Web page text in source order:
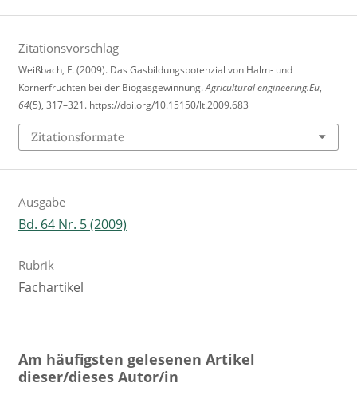
Zitationsvorschlag
Weißbach, F. (2009). Das Gasbildungspotenzial von Halm- und
Körnerfrüchten bei der Biogasgewinnung.Agricultural engineering.Eu,
64(5), 317–321. https://doi.org/10.15150/lt.2009.683
Zitationsformate
Ausgabe
Bd. 64 Nr. 5 (2009)
Rubrik
Fachartikel
Am häufigsten gelesenen Artikel
dieser/dieses Autor/in